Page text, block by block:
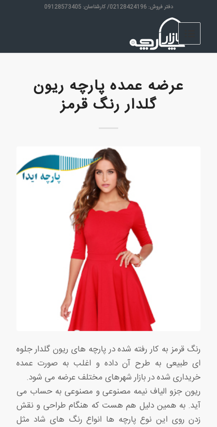
دفتر فروش: 02128424196/ کارشناسان: 09128573405
عرضه عمده پارچه ریون
گلدار رنگ قرمز
رنگ قرمز به کار رفته شده در پارچه های ریون گلدار جلوه
ای طبیعی به طرح آن داده و اغلب به صورت عمده
خریداری شده در بازار شهرهای مختلف عرضه می شود.
ریون جزو الیاف نیمه مصنوعی و مصنوعی به حساب می
آید. به همین دلیل هم هست که هنگام طراحی و نقش
زدن روی این نوع پارچه ها انواع رنگ های شاد مثل